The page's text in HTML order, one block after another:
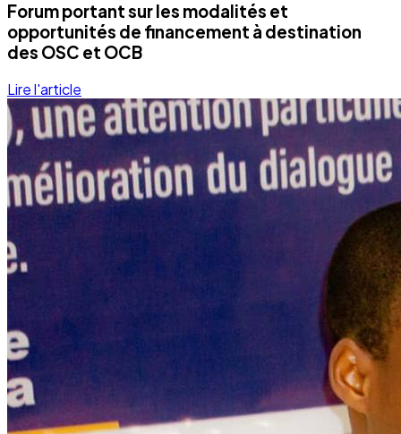
Forum portant sur les modalités et
opportunités de financement à destination
des OSC et OCB
Lire l'article